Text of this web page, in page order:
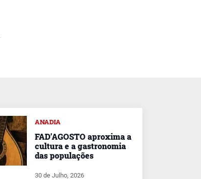
ANADIA
FAD’AGOSTO aproxima a
cultura e a gastronomia
das populações
30 de Julho, 2026